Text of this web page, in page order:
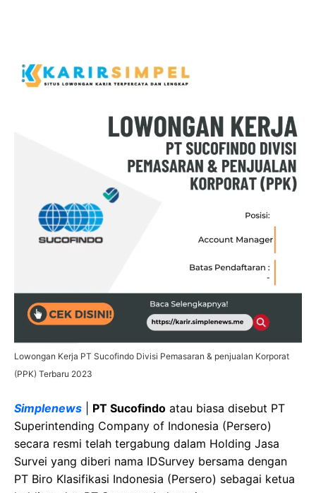
Lowongan Kerja PT Sucofindo Divisi Pemasaran & penjualan Korporat
(PPK) Terbaru 2023
Simplenews PT Sucofindo atau biasa disebut PT
Superintending Company of Indonesia (Persero)
secara resmi telah tergabung dalam Holding Jasa
Survei yang diberi nama IDSurvey bersama dengan
PT Biro Klasifikasi Indonesia (Persero) sebagai ketua